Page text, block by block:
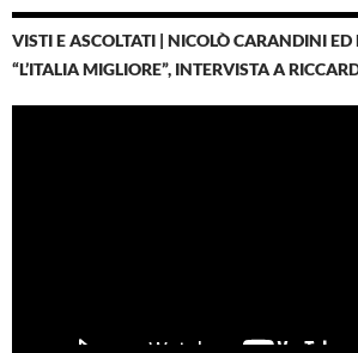
VISTI E ASCOLTATI | NICOLÒ CARANDINI
“L’ITALIA MIGLIORE”, INTERVISTA A